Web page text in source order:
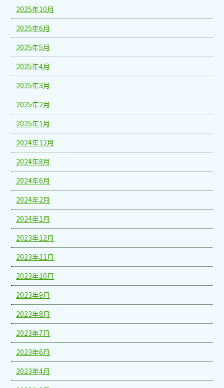
2025年10月
2025年6月
2025年5月
2025年4月
2025年3月
2025年2月
2025年1月
2024年12月
2024年8月
2024年6月
2024年2月
2024年1月
2023年12月
2023年11月
2023年10月
2023年9月
2023年8月
2023年7月
2023年6月
2023年4月